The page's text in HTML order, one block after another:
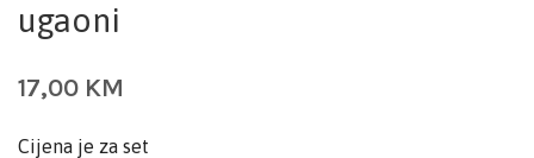
ugaoni
17,00 KM
Cijena je za set